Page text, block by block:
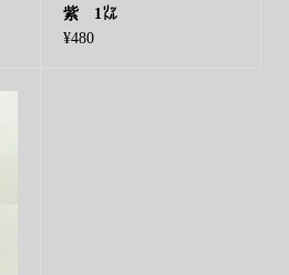
紫 1㍑
¥480